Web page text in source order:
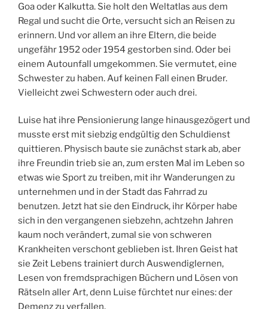
Goa oder Kalkutta. Sie holt den Weltatlas aus dem
Regal und sucht die Orte, versucht sich an Reisen zu
erinnern. Und vor allem an ihre Eltern, die beide
ungefähr 1952 oder 1954 gestorben sind. Oder bei
einem Autounfall umgekommen. Sie vermutet, eine
Schwester zu haben. Auf keinen Fall einen Bruder.
Vielleicht zwei Schwestern oder auch drei.
Luise hat ihre Pensionierung lange hinausgezögert und
musste erst mit siebzig endgültig den Schuldienst
quittieren. Physisch baute sie zunächst stark ab, aber
ihre Freundin trieb sie an, zum ersten Mal im Leben so
etwas wie Sport zu treiben, mit ihr Wanderungen zu
unternehmen und in der Stadt das Fahrrad zu
benutzen. Jetzt hat sie den Eindruck, ihr Körper habe
sich in den vergangenen siebzehn, achtzehn Jahren
kaum noch verändert, zumal sie von schweren
Krankheiten verschont geblieben ist. Ihren Geist hat
sie Zeit Lebens trainiert durch Auswendiglernen,
Lesen von fremdsprachigen Büchern und Lösen von
Rätseln aller Art, denn Luise fürchtet nur eines: der
Demenz zu verfallen.